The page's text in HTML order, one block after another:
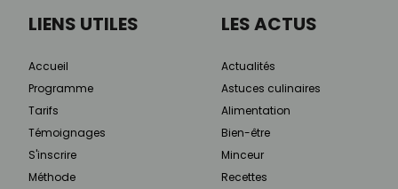
LIENS UTILES
Accueil
Programme
Tarifs
Témoignages
S'inscrire
Méthode
LES ACTUS
Actualités
Astuces culinaires
Alimentation
Bien-être
Minceur
Recettes